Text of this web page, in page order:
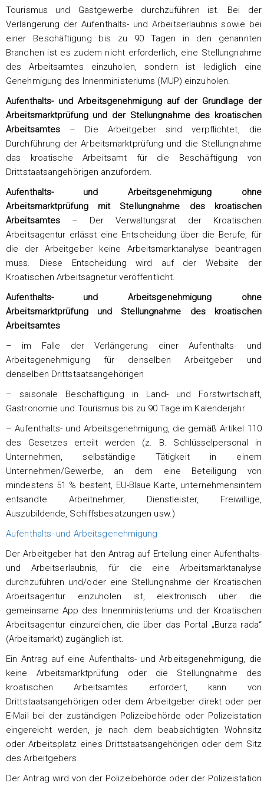
Tourismus und Gastgewerbe durchzuführen ist. Bei der
Verlängerung der Aufenthalts- und Arbeitserlaubnis sowie bei
einer Beschäftigung bis zu 90 Tagen in den genannten
Branchen ist es zudem nicht erforderlich, eine Stellungnahme
des Arbeitsamtes einzuholen, sondern ist lediglich eine
Genehmigung des Innenministeriums (MUP) einzuholen.
Aufenthalts- und Arbeitsgenehmigung auf der Grundlage der
Arbeitsmarktprüfung und der Stellungnahme des kroatischen
Arbeitsamtes – Die Arbeitgeber sind verpflichtet, die
Durchführung der Arbeitsmarktprüfung und die Stellungnahme
das kroatische Arbeitsamt für die Beschäftigung von
Drittstaatsangehörigen anzufordern.
Aufenthalts- und Arbeitsgenehmigung ohne
Arbeitsmarktprüfung mit Stellungnahme des kroatischen
Arbeitsamtes – Der Verwaltungsrat der Kroatischen
Arbeitsagentur erlässt eine Entscheidung über die Berufe, für
die der Arbeitgeber keine Arbeitsmarktanalyse beantragen
muss. Diese Entscheidung wird auf der Website der
Kroatischen Arbeitsagnetur veröffentlicht.
Aufenthalts- und Arbeitsgenehmigung ohne
Arbeitsmarktprüfung und Stellungnahme des kroatischen
Arbeitsamtes
– im Falle der Verlängerung einer Aufenthalts- und
Arbeitsgenehmigung für denselben Arbeitgeber und
denselben Drittstaatsangehörigen
– saisonale Beschäftigung in Land- und Forstwirtschaft,
Gastronomie und Tourismus bis zu 90 Tage im Kalenderjahr
– Aufenthalts- und Arbeitsgenehmigung, die gemäß Artikel 110
des Gesetzes erteilt werden (z. B. Schlüsselpersonal in
Unternehmen, selbständige Tätigkeit in einem
Unternehmen/Gewerbe, an dem eine Beteiligung von
mindestens 51 % besteht, EU-Blaue Karte, unternehmensintern
entsandte Arbeitnehmer, Dienstleister, Freiwillige,
Auszubildende, Schiffsbesatzungen usw.)
Aufenthalts- und Arbeitsgenehmigung
Der Arbeitgeber hat den Antrag auf Erteilung einer Aufenthalts-
und Arbeitserlaubnis, für die eine Arbeitsmarktanalyse
durchzuführen und/oder eine Stellungnahme der Kroatischen
Arbeitsagentur einzuholen ist, elektronisch über die
gemeinsame App des Innenministeriums und der Kroatischen
Arbeitsagentur einzureichen, die über das Portal „Burza rada“
(Arbeitsmarkt) zugänglich ist.
Ein Antrag auf eine Aufenthalts- und Arbeitsgenehmigung, die
keine Arbeitsmarktprüfung oder die Stellungnahme des
kroatischen Arbeitsamtes erfordert, kann von
Drittstaatsangehörigen oder dem Arbeitgeber direkt oder per
E-Mail bei der zuständigen Polizeibehörde oder Polizeistation
eingereicht werden, je nach dem beabsichtigten Wohnsitz
oder Arbeitsplatz eines Drittstaatsangehörigen oder dem Sitz
des Arbeitgebers.
Der Antrag wird von der Polizeibehörde oder der Polizeistation